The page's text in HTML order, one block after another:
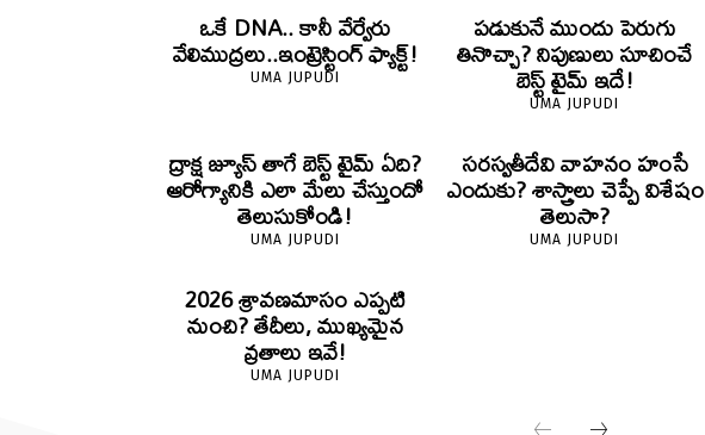
ఒకే DNA.. కానీ వేర్వేరు
వేలిముద్రలు..ఇంట్రెస్టింగ్ ఫ్యాక్ట్!
UMA JUPUDI
పడుకునే ముందు పెరుగు
తినొచ్చా? నిపుణులు సూచించే
బెస్ట్ టైమ్ ఇదే!
UMA JUPUDI
ద్రాక్ష జ్యూస్ తాగే బెస్ట్ టైమ్ ఏది?
ఆరోగ్యానికి ఎలా మేలు చేస్తుందో
తెలుసుకోండి!
UMA JUPUDI
సరస్వతీదేవి వాహనం హంసే
ఎందుకు? శాస్త్రాలు చెప్పే విశేషం
తెలుసా?
UMA JUPUDI
2026 శ్రావణమాసం ఎప్పటి
నుంచి? తేదీలు, ముఖ్యమైన
వ్రతాలు ఇవే!
UMA JUPUDI